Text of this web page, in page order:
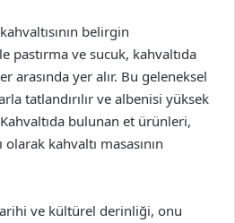
belirgin
pastırma ve sucuk, kahvaltıda
arasında yer alır. Bu geleneksel
tatlandırılır ve albenisi yüksek
bulunan et ürünleri,
kahvaltı masasının
ve kültürel derinliği, onu